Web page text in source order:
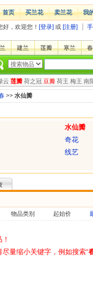
首页 买兰花 卖兰花 我
好，欢迎您！ [登录] 或 [注册]
建兰 莲瓣 寒兰
云 莲瓣 荷之冠 豆瓣 荷王 梅王 南
>> 水仙瓣
水仙瓣
奇花
线艺
物品类别 起始价
量缩小关键字，例如搜索“